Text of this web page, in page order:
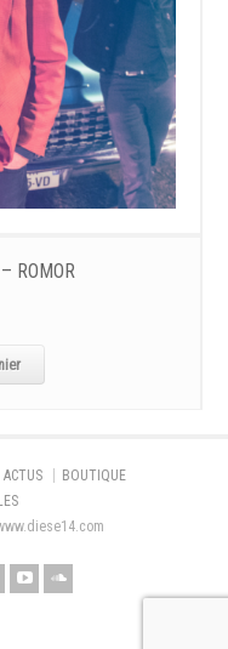
ROMOR
ACTUS
BOUTIQUE